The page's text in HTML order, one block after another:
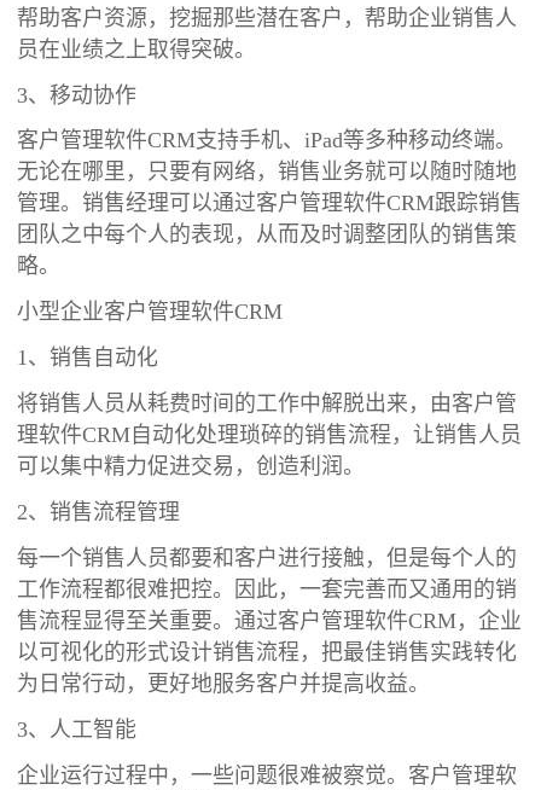
帮助客户资源，挖掘那些潜在客户，帮助企业销售人
员在业绩之上取得突破。
3、移动协作
客户管理软件CRM支持手机、iPad等多种移动终端。
无论在哪里，只要有网络，销售业务就可以随时随地
管理。销售经理可以通过客户管理软件CRM跟踪销售
团队之中每个人的表现，从而及时调整团队的销售策
略。
小型企业客户管理软件CRM
1、销售自动化
将销售人员从耗费时间的工作中解脱出来，由客户管
理软件CRM自动化处理琐碎的销售流程，让销售人员
可以集中精力促进交易，创造利润。
2、销售流程管理
每一个销售人员都要和客户进行接触，但是每个人的
工作流程都很难把控。因此，一套完善而又通用的销
售流程显得至关重要。通过客户管理软件CRM，企业
以可视化的形式设计销售流程，把最佳销售实践转化
为日常行动，更好地服务客户并提高收益。
3、人工智能
企业运行过程中，一些问题很难被察觉。客户管理软